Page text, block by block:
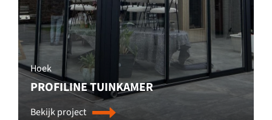
Hoek
PROFILINE TUINKAMER
Bekijk project